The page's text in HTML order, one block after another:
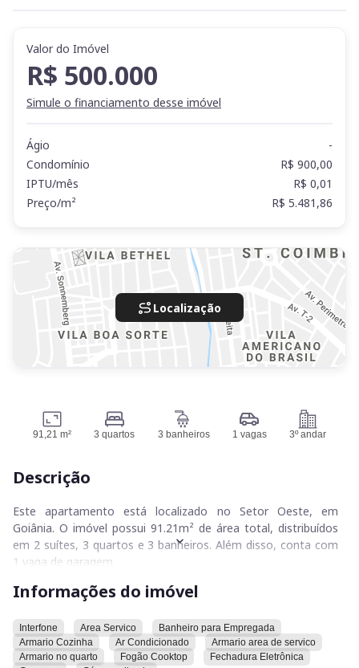
Valor do Imóvel
R$ 500.000
Simule o financiamento desse imóvel
Ágio
-
Condomínio
R$ 900,00
IPTU/mês
R$ 0,01
Preço/m²
R$ 5.481,86
Localização
91,21 m² 3 quartos 3 banheiros 1 vagas 3º andar
Descrição
Este apartamento está localizado no Setor Oeste, em
Goiânia. O imóvel possui 91.21m² de área total, distribuídos
em 2 suítes, 3 quartos e 3 banheiros. Além disso, conta com
1 vaga de garagem.
Já reformado, onde foi feita substituição de fiações tanto de
tomadas, parte hidráulica também já refeita, banheiros
prontos com porcelanato, restante do apartamento com
piso preparado para piso laminado.
Informações do imóvel
Interfone Area Servico
Banheiro para Empregada
Armario Cozinha
Ar Condicionado
Armario area de servico
Armario no quarto
Fogão Cooktop
Fechadura Eletrônica